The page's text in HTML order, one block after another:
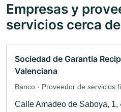
Empresas y
servicios cerca
Sociedad de Garantia
Valenciana
Banco · Proveedor de servicios
Calle Amadeo de Saboya, 1,